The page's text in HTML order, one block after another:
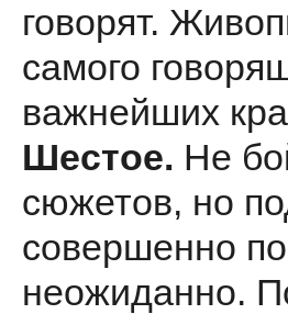
говорят.
самого
важнейших
Шестое. Не
сюжетов, но
совершенно
неожиданно.